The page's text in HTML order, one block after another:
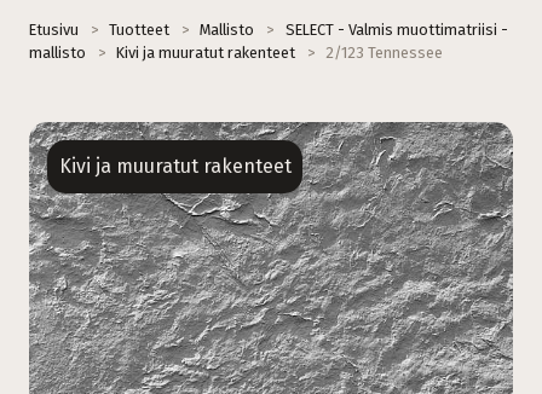
Etusivu > Tuotteet > Mallisto >
SELECT - Valmis muottimatriisi -
mallisto
> Kivi ja muuratut rakenteet > 2/123 Tennessee
Kivi ja muuratut rakenteet